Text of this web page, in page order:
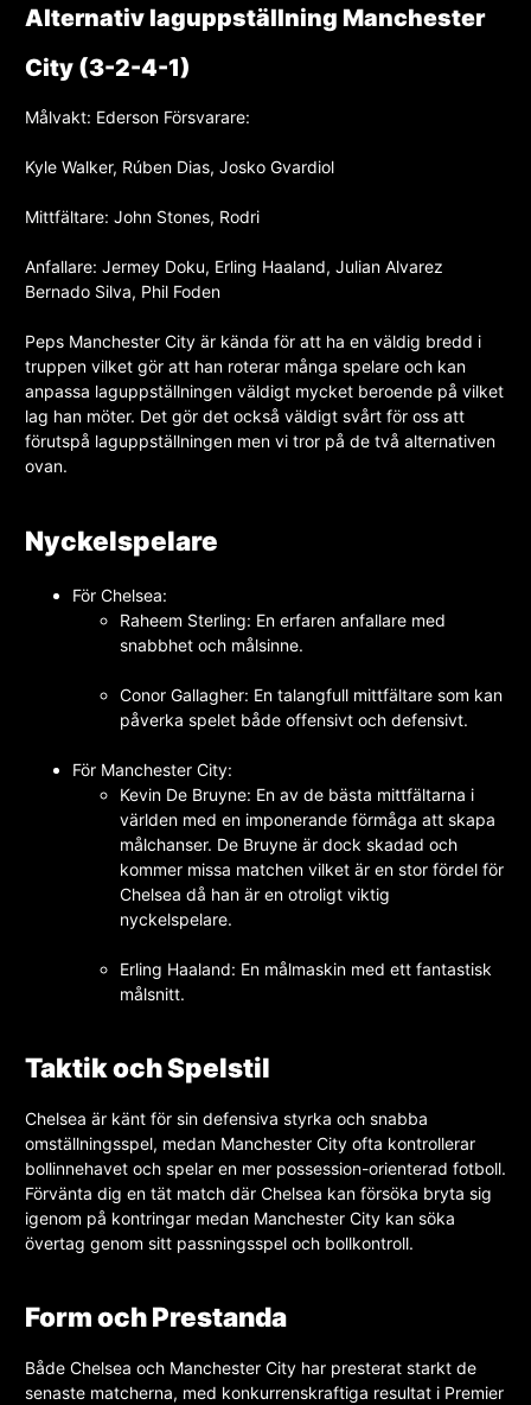
Alternativ laguppställning Manchester
City (3-2-4-1)
Målvakt: Ederson Försvarare:
Kyle Walker, Rúben Dias, Josko Gvardiol
Mittfältare: John Stones, Rodri
Anfallare: Jermey Doku, Erling Haaland, Julian Alvarez
Bernado Silva, Phil Foden
Peps Manchester City är kända för att ha en väldig bredd i
truppen vilket gör att han roterar många spelare och kan
anpassa laguppställningen väldigt mycket beroende på vilket
lag han möter. Det gör det också väldigt svårt för oss att
förutspå laguppställningen men vi tror på de två alternativen
ovan.
Nyckelspelare
För Chelsea:
Raheem Sterling: En erfaren anfallare med
snabbhet och målsinne.
Conor Gallagher: En talangfull mittfältare som kan
påverka spelet både offensivt och defensivt.
För Manchester City:
Kevin De Bruyne: En av de bästa mittfältarna i
världen med en imponerande förmåga att skapa
målchanser. De Bruyne är dock skadad och
kommer missa matchen vilket är en stor fördel för
Chelsea då han är en otroligt viktig
nyckelspelare.
Erling Haaland: En målmaskin med ett fantastisk
målsnitt.
Taktik och Spelstil
Chelsea är känt för sin defensiva styrka och snabba
omställningsspel, medan Manchester City ofta kontrollerar
bollinnehavet och spelar en mer possession-orienterad fotboll.
Förvänta dig en tät match där Chelsea kan försöka bryta sig
igenom på kontringar medan Manchester City kan söka
övertag genom sitt passningsspel och bollkontroll.
Form och Prestanda
Både Chelsea och Manchester City har presterat starkt de
senaste matcherna, med konkurrenskraftiga resultat i Premier